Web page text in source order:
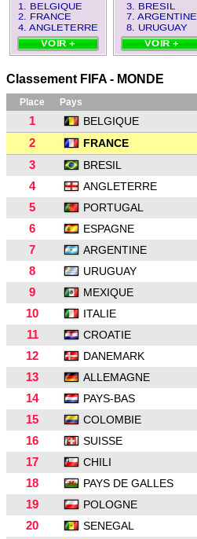
1. BELGIQUE
2. FRANCE
4. ANGLETERRE
VOIR +
3. BRESIL
7. ARGENTINE
8. URUGUAY
VOIR +
Classement FIFA - MONDE
Place Pays
1 BELGIQUE
2
FRANCE
3
BRESIL
4
ANGLETERRE
5
PORTUGAL
6
ESPAGNE
7
ARGENTINE
8
URUGUAY
9
MEXIQUE
10
ITALIE
11
CROATIE
12
DANEMARK
13
ALLEMAGNE
14
PAYS-BAS
15
COLOMBIE
16
SUISSE
17
CHILI
18
PAYS DE GALLES
19
POLOGNE
20
SENEGAL